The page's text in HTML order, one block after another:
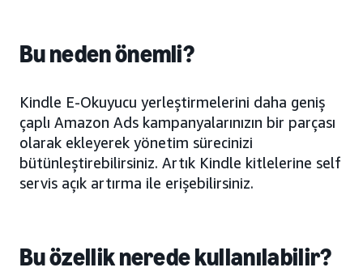
Bu neden önemli?
Kindle E-Okuyucu yerleştirmelerini daha geniş
çaplı Amazon Ads kampanyalarınızın bir parçası
olarak ekleyerek yönetim sürecinizi
bütünleştirebilirsiniz. Artık Kindle kitlelerine self
servis açık artırma ile erişebilirsiniz.
Bu özellik nerede kullanılabilir?